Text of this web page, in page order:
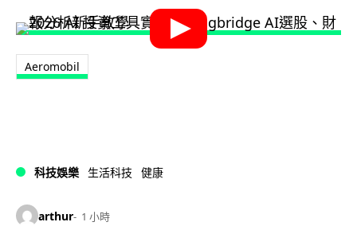
Aeromobil
科技娛樂 生活科技 健康
arthur 1 小時